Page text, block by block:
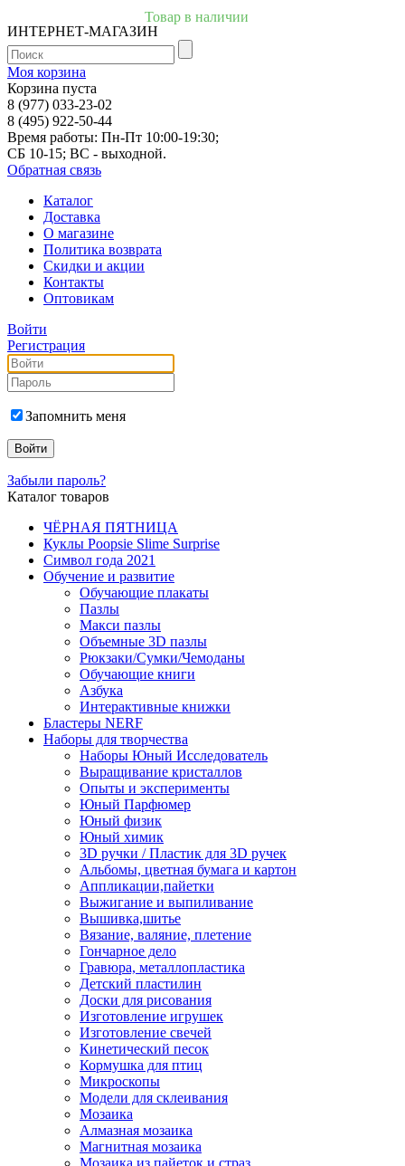
ИНТЕРНЕТ-МАГАЗИН
Моя корзина
Корзина пуста
8 (977) 033-23-02
8 (495) 922-50-44
Время работы: Пн-Пт 10:00-19:30;
СБ 10-15; ВС - выходной.
Обратная связь
Каталог
Доставка
О магазине
Политика возврата
Скидки и акции
Контакты
Оптовикам
Войти
Регистрация
Запомнить меня
Забыли пароль?
Каталог товаров
ЧЁРНАЯ ПЯТНИЦА
Куклы Poopsie Slime Surprise
Символ года 2021
Обучение и развитие
Обучающие плакаты
Пазлы
Макси пазлы
Объемные 3D пазлы
Рюкзаки/Сумки/Чемоданы
Обучающие книги
Азбука
Интерактивные книжки
Бластеры NERF
Наборы для творчества
Наборы Юный Исследователь
Выращивание кристаллов
Опыты и эксперименты
Юный Парфюмер
Юный физик
Юный химик
3D ручки / Пластик для 3D ручек
Альбомы, цветная бумага и картон
Аппликации,пайетки
Выжигание и выпиливание
Вышивка,шитье
Вязание, валяние, плетение
Гончарное дело
Гравюра, металлопластика
Детский пластилин
Доски для рисования
Изготовление игрушек
Изготовление свечей
Кинетический песок
Кормушка для птиц
Микроскопы
Модели для склеивания
Мозаика
Алмазная мозаика
Магнитная мозаика
Мозаика из пайеток и страз
Товар в наличии